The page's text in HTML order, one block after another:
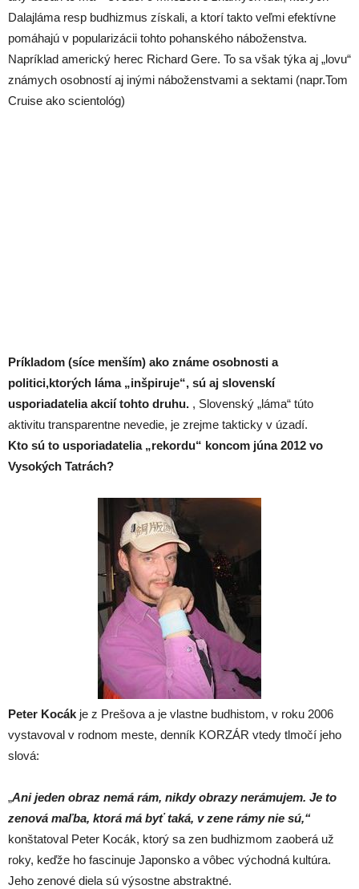
Dalajláma resp budhizmus získali, a ktorí takto veľmi efektívne
pomáhajú v popularizácii tohto pohanského náboženstva.
Napríklad americký herec Richard Gere. To sa však týka aj „lovu“
známych osobností aj inými náboženstvami a sektami (napr.Tom
Cruise ako scientológ)
Príkladom (síce menším) ako známe osobnosti a
politici,ktorých láma „inšpiruje“, sú aj slovenskí
usporiadatelia akcií tohto druhu. , Slovenský „láma“ túto
aktivitu transparentne nevedie, je zrejme takticky v úzadí.
Kto sú to usporiadatelia „rekordu“ koncom júna 2012 vo
Vysokých Tatrách?
Peter Kocák je z Prešova a je vlastne budhistom, v roku 2006
vystavoval v rodnom meste, denník KORZÁR vtedy tlmočí jeho
slová:
„Ani jeden obraz nemá rám, nikdy obrazy nerámujem. Je to
zenová maľba, ktorá má byť taká, v zene rámy nie sú,“
konštatoval Peter Kocák, ktorý sa zen budhizmom zaoberá už
roky, keďže ho fascinuje Japonsko a vôbec východná kultúra.
Jeho zenové diela sú výsostne abstraktné.